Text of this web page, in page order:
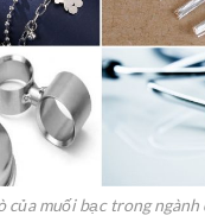
của muối bạc trong ngành